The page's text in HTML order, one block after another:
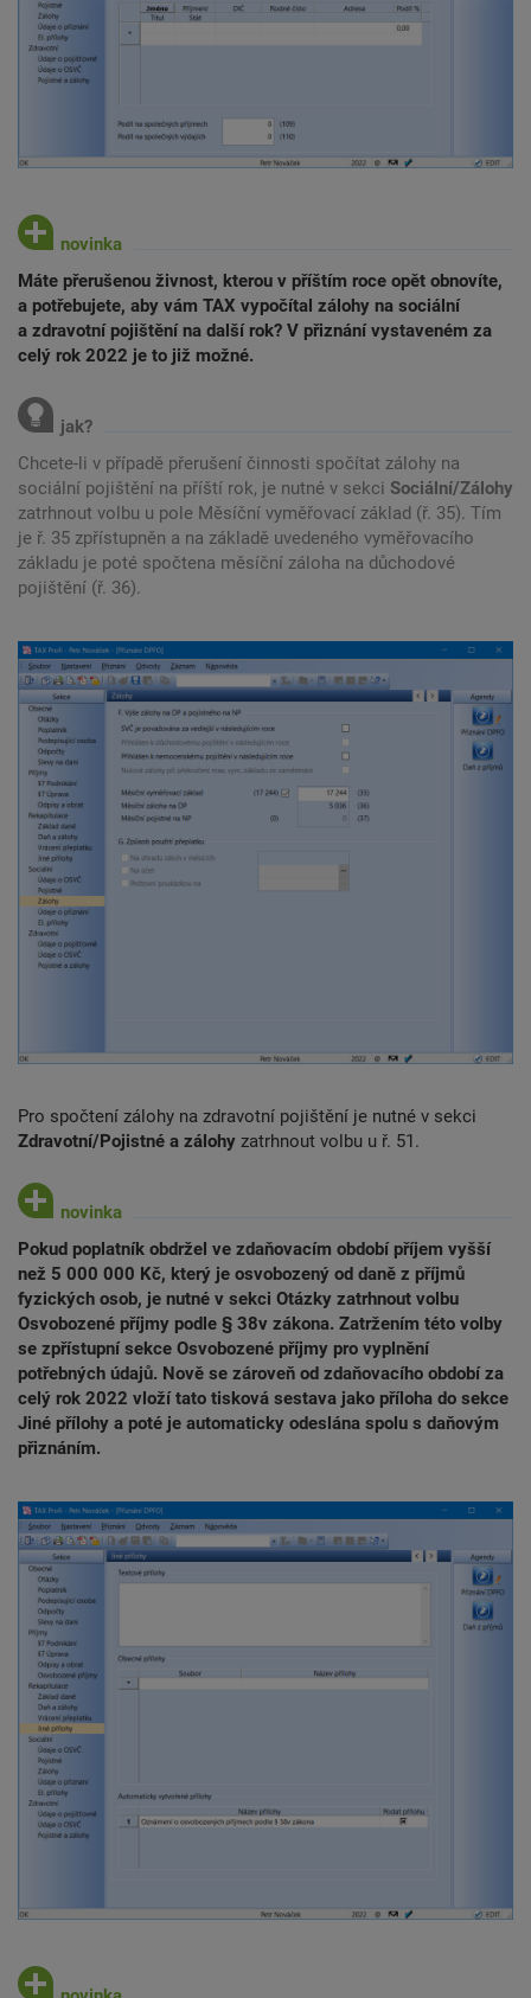
Máte přerušenou živnost, kterou v příštím roce opět obnovíte,
a potřebujete, aby vám TAX vypočítal zálohy na sociální
a zdravotní pojištění na další rok? V přiznání vystaveném za
celý rok 2022 je to již možné.
Chcete-li v případě přerušení činnosti spočítat zálohy na
sociální pojištění na příští rok, je nutné v sekci Sociální/Zálohy
zatrhnout volbu u pole Měsíční vyměřovací základ (ř. 35). Tím
je ř. 35 zpřístupněn a na základě uvedeného vyměřovacího
základu je poté spočtena měsíční záloha na důchodové
pojištění (ř. 36).
Pro spočtení zálohy na zdravotní pojištění je nutné v sekci
Zdravotní/Pojistné a zálohy zatrhnout volbu u ř. 51.
Pokud poplatník obdržel ve zdaňovacím období příjem vyšší
než 5 000 000 Kč, který je osvobozený od daně z příjmů
fyzických osob, je nutné v sekci Otázky zatrhnout volbu
Osvobozené příjmy podle § 38v zákona. Zatržením této volby
se zpřístupní sekce Osvobozené příjmy pro vyplnění
potřebných údajů. Nově se zároveň od zdaňovacího období za
celý rok 2022 vloží tato tisková sestava jako příloha do sekce
Jiné přílohy a poté je automaticky odeslána spolu s daňovým
přiznáním.